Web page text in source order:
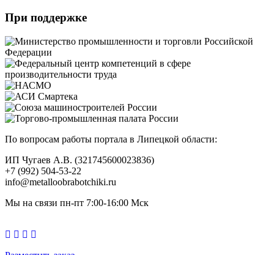
При поддержке
По вопросам работы портала в Липецкой области:
ИП Чугаев А.В. (321745600023836)
+7 (992) 504-53-22
info@metalloobrabotchiki.ru
Мы на связи пн-пт 7:00-16:00 Мск